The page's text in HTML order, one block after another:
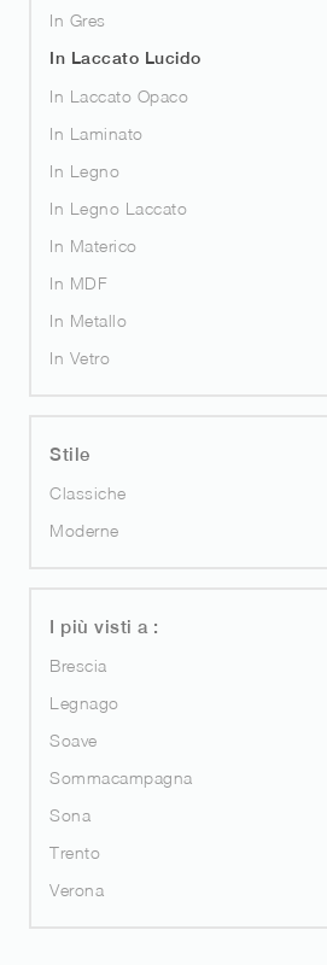
In Gres
In Laccato Lucido
In Laccato Opaco
In Laminato
In Legno
In Legno Laccato
In Materico
In MDF
In Metallo
In Vetro
Stile
Classiche
Moderne
I più visti a :
Brescia
Legnago
Soave
Sommacampagna
Sona
Trento
Verona